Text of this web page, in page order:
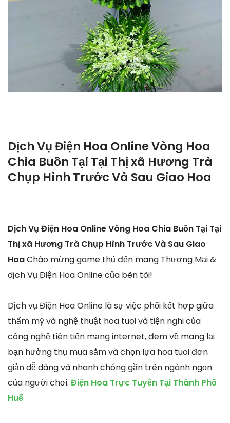
Dịch Vụ Điện Hoa Online Vòng Hoa
Chia Buồn Tại Tại Thị xã Hương Trà
Chụp Hình Trước Và Sau Giao Hoa
Dịch Vụ Điện Hoa Online Vòng Hoa Chia Buồn Tại Tại
Thị xã Hương Trà Chụp Hình Trước Và Sau Giao
HoaChào mừng game thủ đến mang Thương Mại &
dịch Vụ Điện Hoa Online của bên tôi!
Dịch vụ Điện Hoa Online là sự việc phối kết hợp giữa
thẩm mỹ và nghệ thuật hoa tuoi và tiện nghi của
công nghệ tiên tiến mạng internet, đem về mang lại
bạn hưởng thụ mua sắm và chọn lựa hoa tuoi đơn
giản dễ dàng và nhanh chóng gần trên ngành ngọn
của người chơi. Điện Hoa Trực Tuyến Tại Thành Phố
Huế